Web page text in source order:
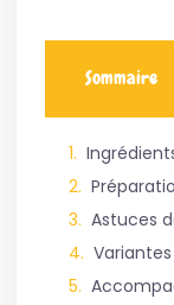
Sommaire
Astuces